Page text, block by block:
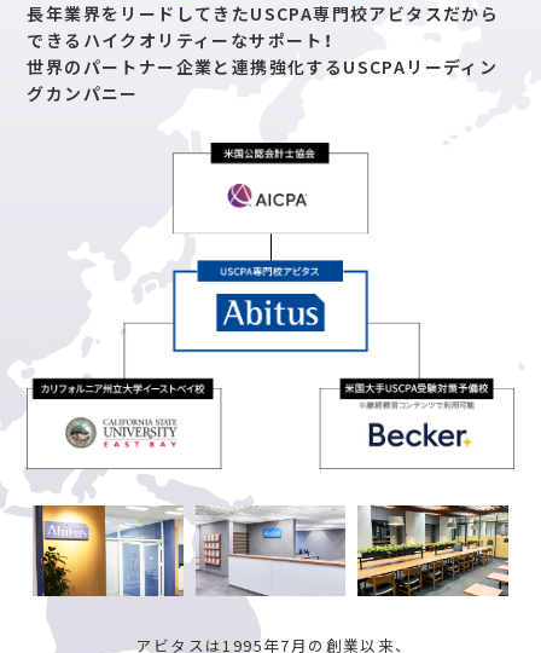
長年業界をリードしてきたUSCPA専門校アビタスだから
できる ハイクオリティーなサポート！
世界のパートナー企業と連携強化する USCPAリーディン
グカンパニー
アビタスは1995年7月の創業以来、